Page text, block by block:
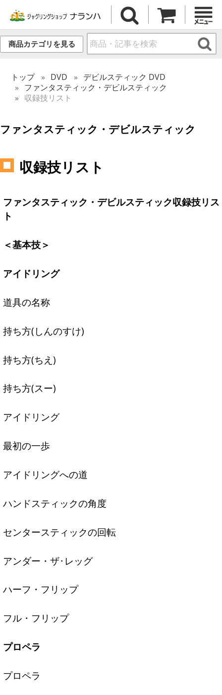
商品カテゴリを見る
トップ DVD
デビルスティック DVD
ファンタスティック・デビルスティック
収録技リスト
ファンタスティック・デビルスティック
収録技リスト
ファンタスティック・デビルスティック収録技リス
ト
＜基本技＞
アイドリング
道具の名称
持ち方(しんのすけ)
持ち方(ちえ)
持ち方(スー)
アイドリング
最初の一歩
アイドリングへの道
ハンドスティックの角度
センタースティックの回転
アンダー・ザ･レッグ
ハーフ・フリップ
フル・フリップ
プロペラ
プロペラ